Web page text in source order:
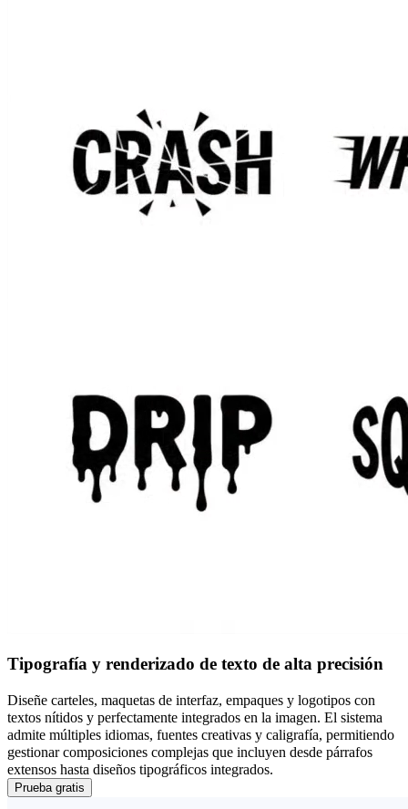
Tipografía y renderizado de texto de alta precisión
Diseñe carteles, maquetas de interfaz, empaques y logotipos con
textos nítidos y perfectamente integrados en la imagen. El sistema
admite múltiples idiomas, fuentes creativas y caligrafía, permitiendo
gestionar composiciones complejas que incluyen desde párrafos
extensos hasta diseños tipográficos integrados.
Prueba gratis